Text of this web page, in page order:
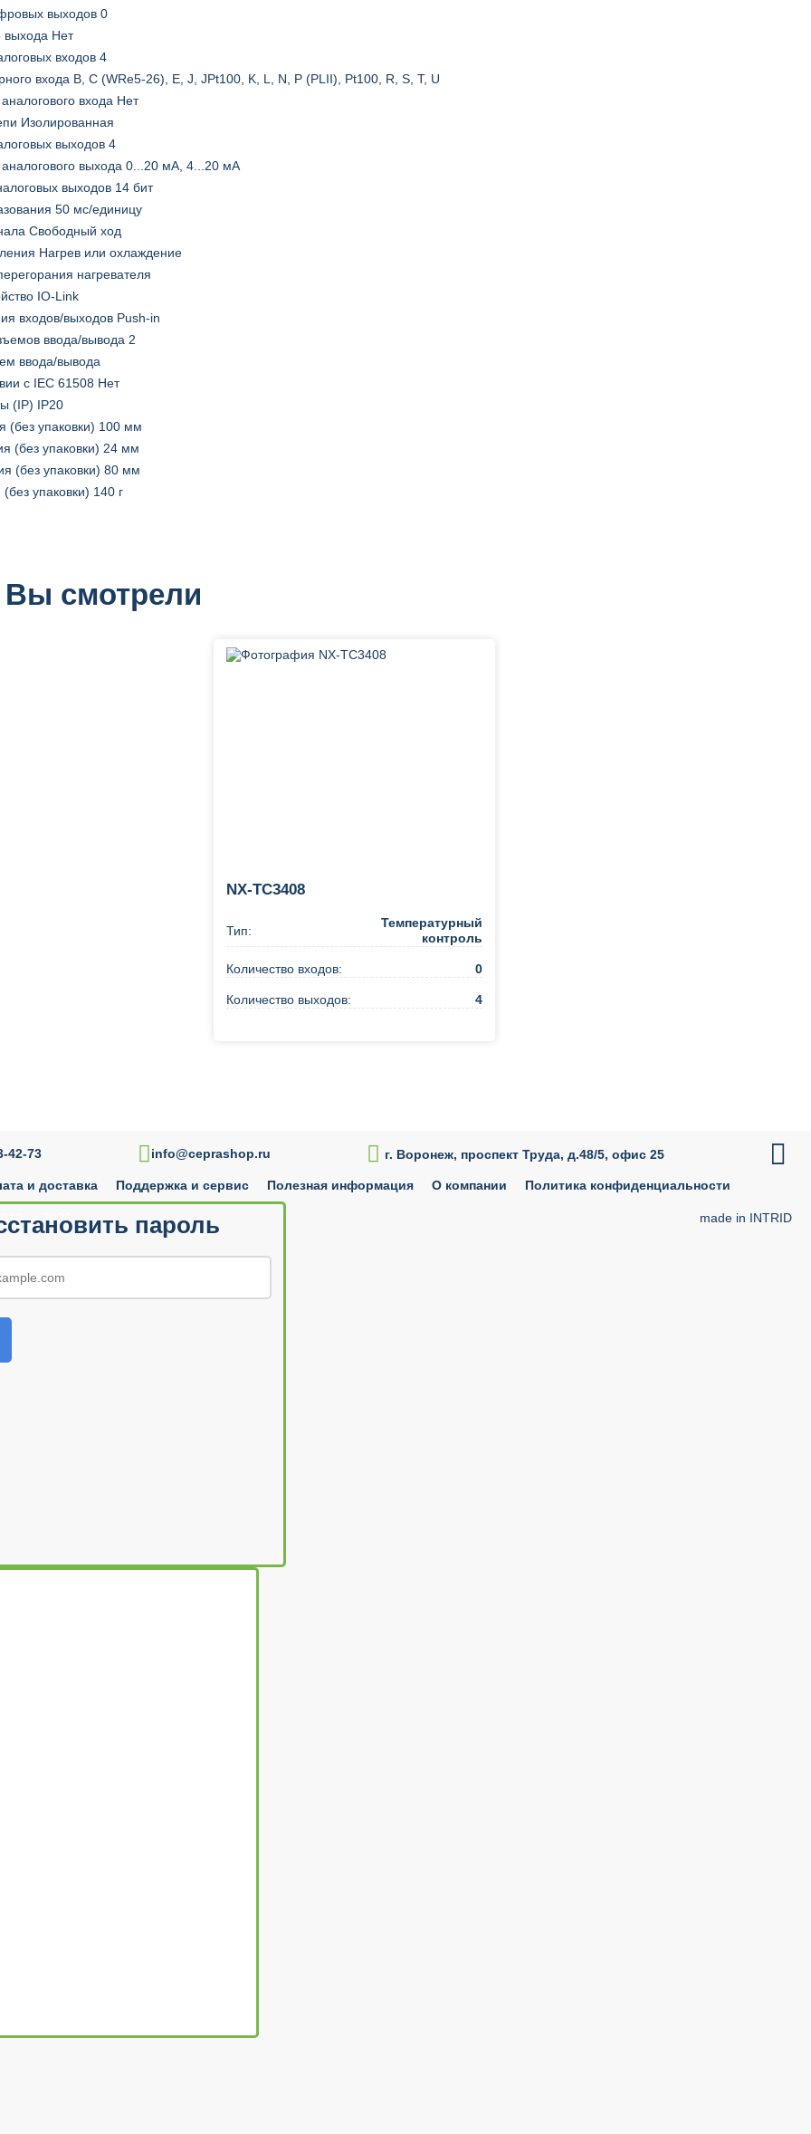
выходов 0
выхода Нет
входов 4
входа B, C (WRe5-26), E, J, JPt100, K, L, N, P (PLII), Pt100, R, S, T, U
входа Нет
Изолированная
выходов 4
выхода 0...20 мА, 4...20 мА
выходов 14 бит
50 мс/единицу
Свободный ход
Нагрев или охлаждение
нагревателя
IO-Link
входов/выходов Push-in
ввода/вывода 2
ввода/вывода
с IEC 61508 Нет
(IP) IP20
(без упаковки) 100 мм
(без упаковки) 24 мм
(без упаковки) 80 мм
упаковки) 140 г
Вы смотрели
NX-TC3408
Тип:
Температурный
контроль
Количество входов: 0
Количество выходов: 4
42-73 info@ceprashop.ru  г. Воронеж, проспект Труда, д.48/5, офис 25 
и доставка Поддержка и сервис Полезная информация О компании Политика конфиденциальности
— 2026 made in INTRID
пароль